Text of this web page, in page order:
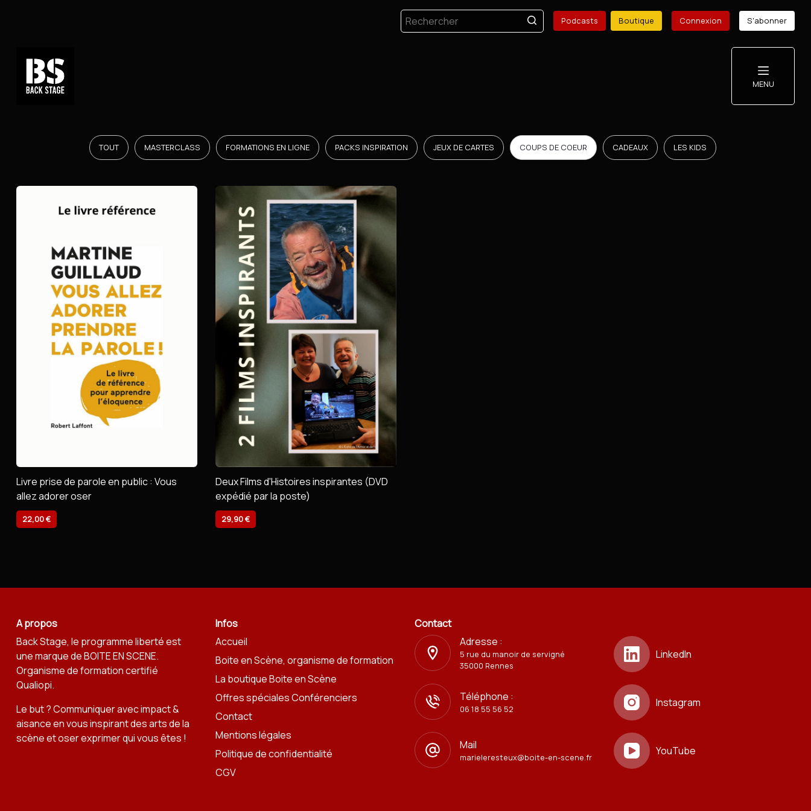
Podcasts Boutique Connexion S'abonner
MENU
TOUT MASTERCLASS FORMATIONS EN LIGNE PACKS INSPIRATION JEUX DE CARTES COUPS DE COEUR CADEAUX LES KIDS
Livre prise de parole en public : Vous
allez adorer oser
22,00 €
Deux Films d'Histoires inspirantes (DVD
expédié par la poste)
29,90 €
A propos
Back Stage, le programme liberté est
une marque deBOITE EN SCENE.
Organisme de formation certifié
Qualiopi.
Le but ? Communiquer avec impact &
aisance en vous inspirant des arts de la
scène et oser exprimer qui vous êtes !
Infos
Accueil
Boite en Scène, organisme de formation
La boutique Boite en Scène
Offres spéciales Conférenciers
Contact
Mentions légales
Politique de confidentialité
CGV
Contact
Adresse :
5 rue du manoir de servigné
35000 Rennes
Téléphone :
06 18 55 56 52
Mail
marieleresteux@boite-en-scene.fr
LinkedIn
Instagram
YouTube